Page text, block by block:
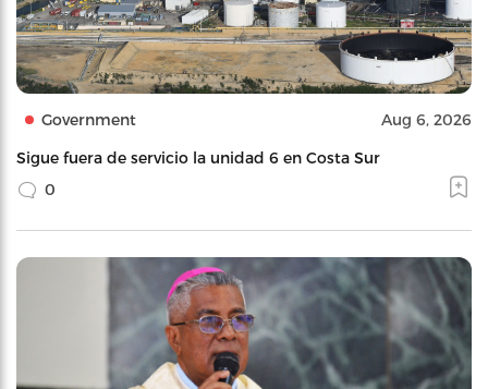
Government Aug 6, 2026
Sigue fuera de servicio la unidad 6 en Costa Sur
0